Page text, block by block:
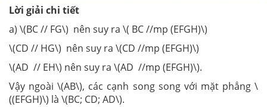
Lời giải chi tiết
a) \(BC // FG\) nên suy ra \( BC //mp (EFGH)\)
\(CD // HG\) nên suy ra \(CD //mp (EFGH)\)
\(AD // EH\) nên suy ra \(AD //mp (EFGH)\).
Vậy ngoài \(AB\), các cạnh song song với mặt phẳng \
((EFGH)\) là \(BC; CD; AD\).